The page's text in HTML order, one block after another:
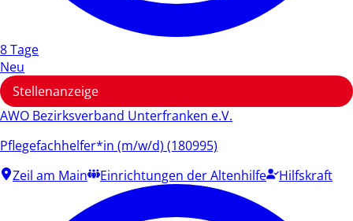
8 Tage
Neu
Stellenanzeige
AWO Bezirksverband Unterfranken e.V.
Pflegefachhelfer*in (m/w/d) (180995)
Zeil am Main
Einrichtungen der Altenhilfe Hilfskraft